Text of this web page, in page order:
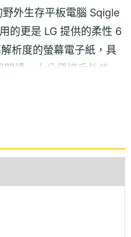
外生存平板電腦 Sqigle
的更是 LG 提供的柔性 6
析度的螢幕電子紙，具
讀，十分便捷戶外使
固，能提供 IP67 級別的
也能良好地完成操作。
Jelly Bean 作業系統，